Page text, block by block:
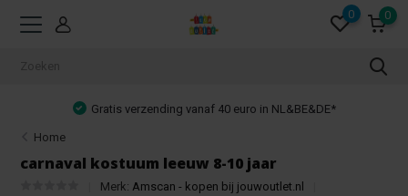
0 0
Gratis verzending vanaf 40 euro in NL&BE&DE*
Home
carnaval kostuum leeuw 8-10 jaar
Merk: Amscan - kopen bij jouwoutlet.nl